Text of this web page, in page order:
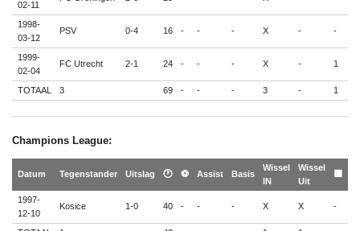
02-11
1998-
03-12
PSV 0-4 16 - - - X - -
1999-
02-04
FC Utrecht 2-1 24 - - - X - 1
TOTAAL 3 69 - - - 3 - 1
Champions League:
Datum Tegenstander Uitslag 🕐 ⚽ Assist Basis
Wissel
IN
Wissel
Uit
🟨
1997-
12-10
Kosice 1-0 40 - - - X X -